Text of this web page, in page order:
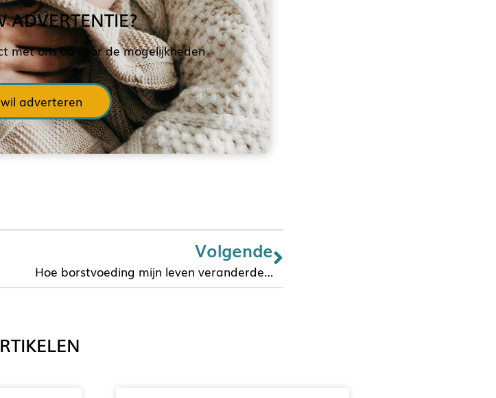
ADVERTENTIE?
met ons op voor de mogelijkheden
adverteren
Volgende
Hoe borstvoeding mijn leven veranderde…